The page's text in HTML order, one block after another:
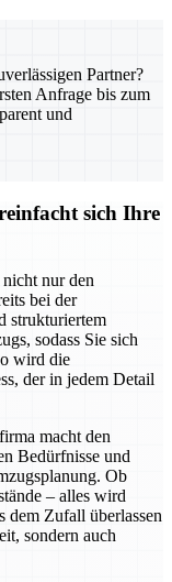
Partner?
Anfrage bis zum
und
sich Ihre
nur den
bei der
strukturiertem
sodass Sie sich
wird die
der in jedem Detail
macht den
Bedürfnisse und
Ob
– alles wird
dem Zufall überlassen
sondern auch